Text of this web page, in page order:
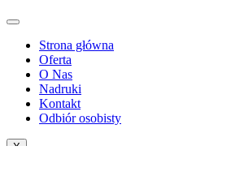
Strona główna
Oferta
O Nas
Nadruki
Kontakt
Odbiór osobisty
X